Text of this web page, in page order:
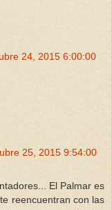
24, 2015 6:00:00
25, 2015 9:54:00
El Palmar es
reencuentran con las